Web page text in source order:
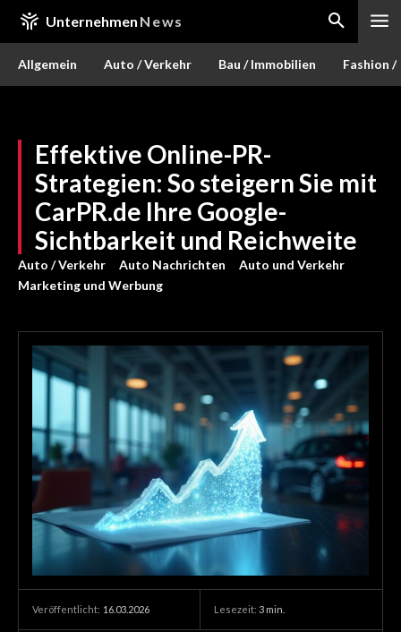
Unternehmen News
Allgemein Auto / Verkehr Bau / Immobilien Fashion /
Effektive Online-PR-
Strategien: So steigern Sie mit
CarPR.de Ihre Google-
Sichtbarkeit und Reichweite
Auto / Verkehr Auto Nachrichten
Auto und Verkehr
Marketing und Werbung
Veröffentlicht: 16.03.2026 Lesezeit: 3 min.